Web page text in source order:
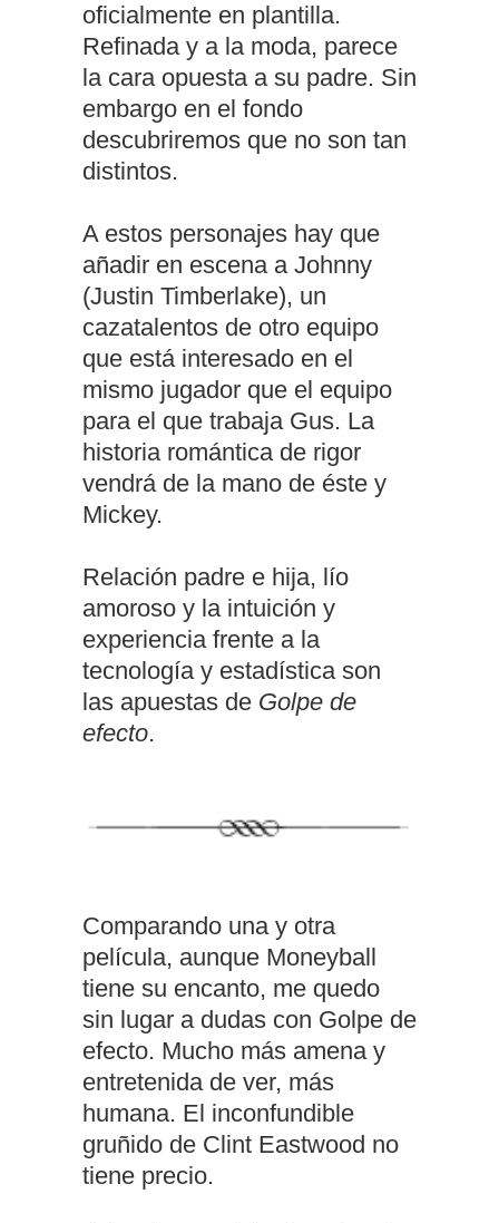
oficialmente en plantilla.
Refinada y a la moda, parece
la cara opuesta a su padre. Sin
embargo en el fondo
descubriremos que no son tan
distintos.
A estos personajes hay que
añadir en escena a Johnny
(Justin Timberlake), un
cazatalentos de otro equipo
que está interesado en el
mismo jugador que el equipo
para el que trabaja Gus. La
historia romántica de rigor
vendrá de la mano de éste y
Mickey.
Relación padre e hija, lío
amoroso y la intuición y
experiencia frente a la
tecnología y estadística son
las apuestas de Golpe de
efecto.
Comparando una y otra
película, aunque Moneyball
tiene su encanto, me quedo
sin lugar a dudas con Golpe de
efecto. Mucho más amena y
entretenida de ver, más
humana. El inconfundible
gruñido de Clint Eastwood no
tiene precio.